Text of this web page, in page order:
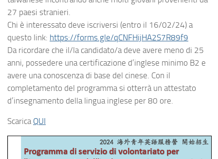
27 paesi stranieri.
Chi è interessato deve iscriversi (entro il 16/02/24) a
questo link: https://forms.gle/qCNFHijHA2S7R89f9
Da ricordare che il/la candidato/a deve avere meno di 25
anni, possedere una certificazione d’inglese minimo B2 e
avere una conoscenza di base del cinese. Con il
completamento del programma si otterrà un attestato
d’insegnamento della lingua inglese per 80 ore.
Scarica QUI